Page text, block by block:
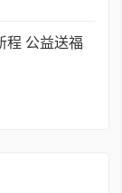
程 公益送福